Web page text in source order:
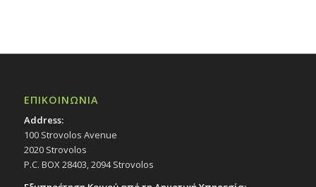
ΕΠΙΚΟΙΝΩΝΙΑ
Address:
100 Strovolos Avenue
2020 Strovolos
P.C. BOX 28403, 2094 Strovolos